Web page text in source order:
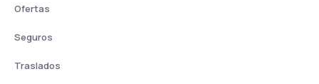
Ofertas
Seguros
Traslados